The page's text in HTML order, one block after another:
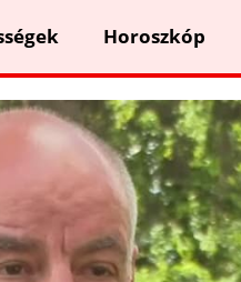
Horoszkóp